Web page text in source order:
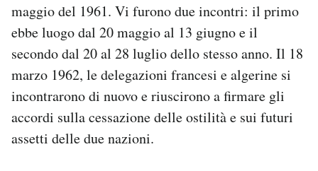
maggio del 1961. Vi furono due incontri: il primo
ebbe luogo dal 20 maggio al 13 giugno e il
secondo dal 20 al 28 luglio dello stesso anno. Il 18
marzo 1962, le delegazioni francesi e algerine si
incontrarono di nuovo e riuscirono a firmare gli
accordi sulla cessazione delle ostilità e sui futuri
assetti delle due nazioni.